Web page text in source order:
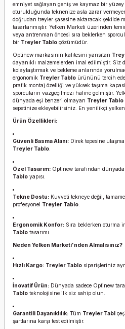
emniyet sağlayan geniş ve kaymaz bir yüzey
oturulduğunda teknenize asla zarar
doğrudan treyler şasesine aktaracak şekilde
tasarlanmıştır. Yelken Marketi üzerinden
veya antrenman öncesi sıra beklerken
bir Treyler Tablo çözümüdür.
Optinew markasının kalitesini yansıtan
dayanıklı malzemelerden imal edilmiştir. Siz
kolaylaştırmak ve bekleme anlarında
ergonomik Treyler Tablo ürününü tercih
pratik montaj özelliği ve yüksek taşıma
sporcuların vazgeçilmezi haline gelmiştir.
dünyada eşi benzeri olmayan Treyler Tablo
sepetinize ekleyebilirsiniz. En yenilikçi
Ürün Özellikleri:
Güvenli Basma Alanı: Direk tepesine
Treyler Tablo
Özel Tasarım: Optinew tarafından
Tablo yapısı.
Tekne Dostu: Kuvveti tekneye değil,
profesyonel Treyler Tablo
Ergonomik Konfor: Sıra beklerken oturma
Tablo tasarımı.
Neden Yelken Marketi'nden Almalısınız?
Hızlı Kargo: Treyler Tablo siparişleriniz
İnovatif Ürün: Dünyada sadece Optinew
Tablo teknolojisine ilk siz sahip olun.
Garantili Dayanıklılık: Tüm Treyler Tabl
şartlarına karşı test edilmiştir.